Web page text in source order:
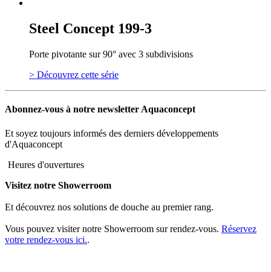
Steel Concept 199-3
Porte pivotante sur 90° avec 3 subdivisions
> Découvrez cette série
Abonnez-vous à notre newsletter Aquaconcept
Et soyez toujours informés des derniers développements
d'Aquaconcept
Heures d'ouvertures
Visitez notre Showerroom
Et découvrez nos solutions de douche au premier rang.
Vous pouvez visiter notre Showerroom sur rendez-vous. Réservez
votre rendez-vous ici..